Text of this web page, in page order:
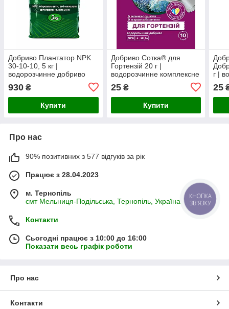
Добриво Плантатор NPK
30-10-10, 5 кг |
водорозчинне добриво
позакореневого
підживлення
930 ₴
Купити
Добриво Сотка® для
Гортензій 20 г |
водорозчинне комплексне
мікроелементами
25₴
Купити
г |
18-
25
Про нас
90% позитивних з 577 відгуків за рік
Працює з 28.04.2023
м. Тернопіль
смт Мельниця-Подільська, Тернопіль, Україна
Контакти
Сьогодні працює з 10:00 до 16:00
Показати весь графік роботи
Про нас
Контакти
КНОПКА
ЗВ'ЯЗКУ